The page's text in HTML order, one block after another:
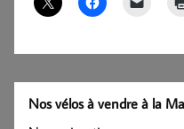
Nos vélos à vendre à la